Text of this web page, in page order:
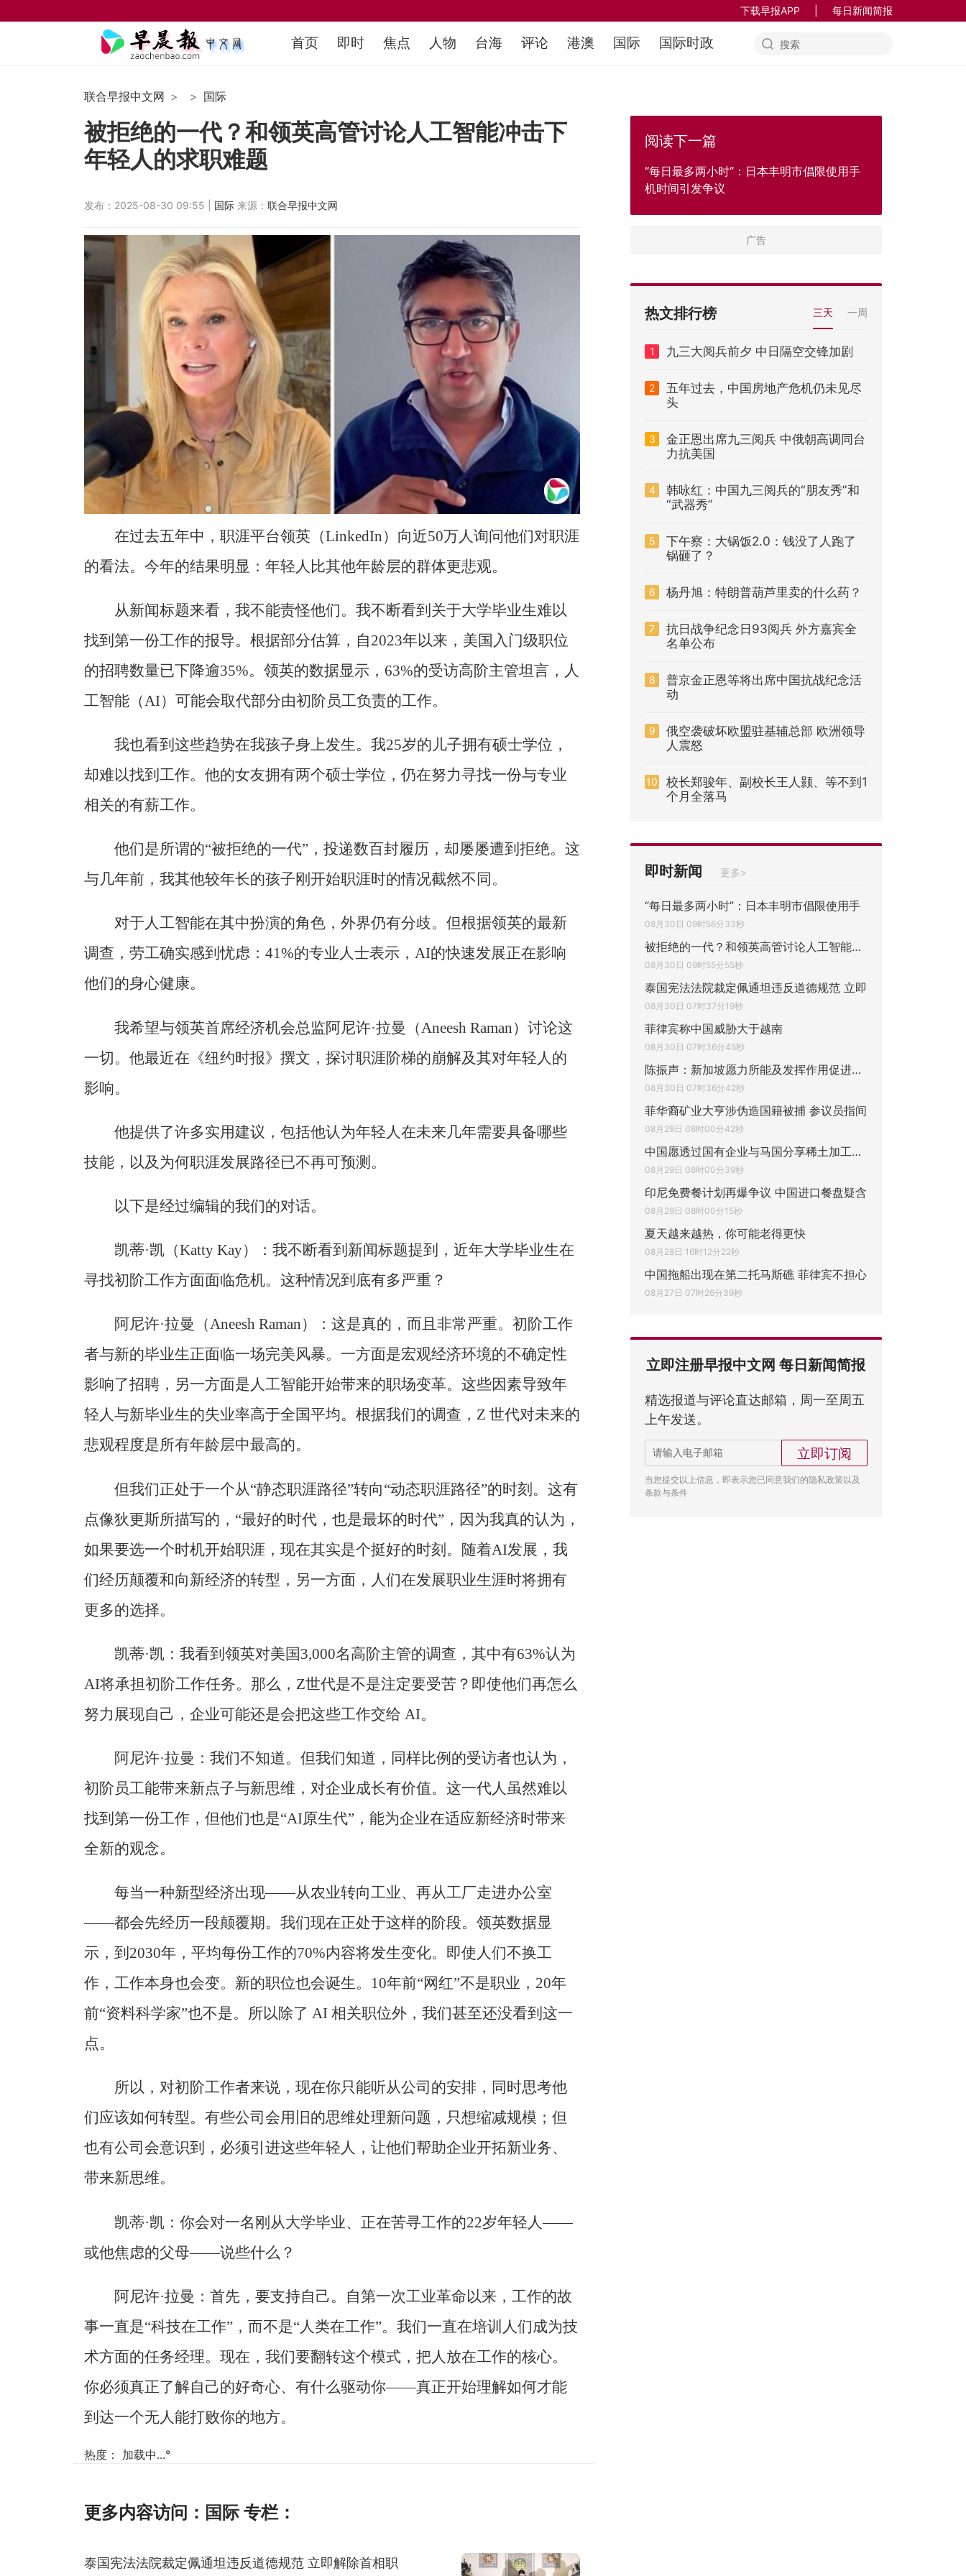
下载早报APP 每日新闻简报
首页 即时 焦点 人物 台海 评论 港澳 国际 国际时政
联合早报中文网 国际
被拒绝的一代？和领英高管讨论人工智能冲击下
年轻人的求职难题
发布：2025-08-30 09:55 | 国际 来源： 联合早报中文网
在过去五年中，职涯平台领英（LinkedIn）向近50万人询问他们对职涯
的看法。今年的结果明显：年轻人比其他年龄层的群体更悲观。
从新闻标题来看，我不能责怪他们。我不断看到关于大学毕业生难以
找到第一份工作的报导。根据部分估算，自2023年以来，美国入门级职位
的招聘数量已下降逾35%。领英的数据显示，63%的受访高阶主管坦言，人
工智能（AI）可能会取代部分由初阶员工负责的工作。
我也看到这些趋势在我孩子身上发生。我25岁的儿子拥有硕士学位，
却难以找到工作。他的女友拥有两个硕士学位，仍在努力寻找一份与专业
相关的有薪工作。
他们是所谓的“被拒绝的一代”，投递数百封履历，却屡屡遭到拒绝。这
与几年前，我其他较年长的孩子刚开始职涯时的情况截然不同。
对于人工智能在其中扮演的角色，外界仍有分歧。但根据领英的最新
调查，劳工确实感到忧虑：41%的专业人士表示，AI的快速发展正在影响
他们的身心健康。
我希望与领英首席经济机会总监阿尼许·拉曼（Aneesh Raman）讨论这
一切。他最近在《纽约时报》撰文，探讨职涯阶梯的崩解及其对年轻人的
影响。
他提供了许多实用建议，包括他认为年轻人在未来几年需要具备哪些
技能，以及为何职涯发展路径已不再可预测。
以下是经过编辑的我们的对话。
凯蒂·凯（Katty Kay）：我不断看到新闻标题提到，近年大学毕业生在
寻找初阶工作方面面临危机。这种情况到底有多严重？
阿尼许·拉曼（Aneesh Raman）：这是真的，而且非常严重。初阶工作
者与新的毕业生正面临一场完美风暴。一方面是宏观经济环境的不确定性
影响了招聘，另一方面是人工智能开始带来的职场变革。这些因素导致年
轻人与新毕业生的失业率高于全国平均。根据我们的调查，Z 世代对未来的
悲观程度是所有年龄层中最高的。
但我们正处于一个从“静态职涯路径”转向“动态职涯路径”的时刻。这有
点像狄更斯所描写的，“最好的时代，也是最坏的时代”，因为我真的认为，
如果要选一个时机开始职涯，现在其实是个挺好的时刻。随着AI发展，我
们经历颠覆和向新经济的转型，另一方面，人们在发展职业生涯时将拥有
更多的选择。
凯蒂·凯：我看到领英对美国3,000名高阶主管的调查，其中有63%认为
AI将承担初阶工作任务。那么，Z世代是不是注定要受苦？即使他们再怎么
努力展现自己，企业可能还是会把这些工作交给 AI。
阿尼许·拉曼：我们不知道。但我们知道，同样比例的受访者也认为，
初阶员工能带来新点子与新思维，对企业成长有价值。这一代人虽然难以
找到第一份工作，但他们也是“AI原生代”，能为企业在适应新经济时带来
全新的观念。
每当一种新型经济出现——从农业转向工业、再从工厂走进办公室
——都会先经历一段颠覆期。我们现在正处于这样的阶段。领英数据显
示，到2030年，平均每份工作的70%内容将发生变化。即使人们不换工
作，工作本身也会变。新的职位也会诞生。10年前“网红”不是职业，20年
前“资料科学家”也不是。所以除了 AI 相关职位外，我们甚至还没看到这一
点。
所以，对初阶工作者来说，现在你只能听从公司的安排，同时思考他
们应该如何转型。有些公司会用旧的思维处理新问题，只想缩减规模；但
也有公司会意识到，必须引进这些年轻人，让他们帮助企业开拓新业务、
带来新思维。
凯蒂·凯：你会对一名刚从大学毕业、正在苦寻工作的22岁年轻人——
或他焦虑的父母——说些什么？
阿尼许·拉曼：首先，要支持自己。自第一次工业革命以来，工作的故
事一直是“科技在工作”，而不是“人类在工作”。我们一直在培训人们成为技
术方面的任务经理。现在，我们要翻转这个模式，把人放在工作的核心。
你必须真正了解自己的好奇心、有什么驱动你——真正开始理解如何才能
到达一个无人能打败你的地方。
热度： 加载中...°
更多内容访问： 国际专栏：
泰国宪法法院裁定佩通坦违反道德规范 立即解除首相职
阅读下一篇
“每日最多两小时”：日本丰明市倡限使用手
机时间引发争议
热文排行榜 三天 一周
1 九三大阅兵前夕 中日隔空交锋加剧
2
五年过去，中国房地产危机仍未见尽
头
3
金正恩出席九三阅兵 中俄朝高调同台
力抗美国
4
韩咏红：中国九三阅兵的“朋友秀”和
“武器秀”
5
下午察：大锅饭2.0：钱没了人跑了
锅砸了？
6 杨丹旭：特朗普葫芦里卖的什么药？
7
抗日战争纪念日93阅兵 外方嘉宾全
名单公布
8
普京金正恩等将出席中国抗战纪念活
动
9
俄空袭破坏欧盟驻基辅总部 欧洲领导
人震怒
10
校长郑骏年、副校长王人颢、等不到1
个月全落马
即时新闻 更多>
“每日最多两小时”：日本丰明市倡限使用手
08月30日 09时56分33秒
被拒绝的一代？和领英高管讨论人工智能冲击
08月30日 09时55分55秒
泰国宪法法院裁定佩通坦违反道德规范 立即
08月30日 07时37分19秒
菲律宾称中国威胁大于越南
08月30日 07时36分45秒
陈振声：新加坡愿力所能及发挥作用促进美中
08月30日 07时36分42秒
菲华裔矿业大亨涉伪造国籍被捕 参议员指间
08月29日 08时00分42秒
中国愿透过国有企业与马国分享稀土加工技术
08月29日 08时00分39秒
印尼免费餐计划再爆争议 中国进口餐盘疑含
08月29日 08时00分15秒
夏天越来越热，你可能老得更快
08月28日 16时12分22秒
中国拖船出现在第二托马斯礁 菲律宾不担心
08月27日 07时26分39秒
立即注册早报中文网 每日新闻简报
精选报道与评论直达邮箱，周一至周五
上午发送。
立即订阅
当您提交以上信息，即表示您已同意我们的隐私政策以及
条款与条件